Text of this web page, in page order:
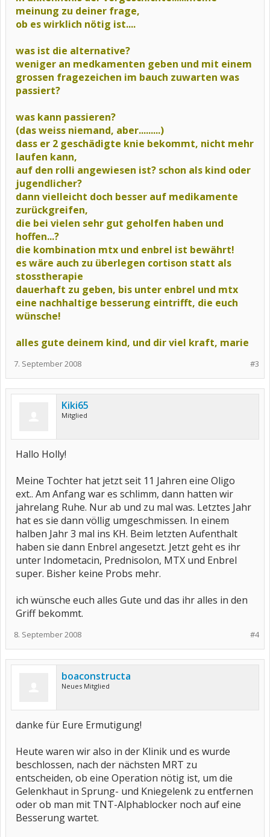
meinung zu deiner frage,
ob es wirklich nötig ist....
was ist die alternative?
weniger an medkamenten geben und mit einem
grossen fragezeichen im bauch zuwarten was
passiert?
was kann passieren?
(das weiss niemand, aber.........)
dass er 2 geschädigte knie bekommt, nicht mehr
laufen kann,
auf den rolli angewiesen ist? schon als kind oder
jugendlicher?
dann vielleicht doch besser auf medikamente
zurückgreifen,
die bei vielen sehr gut geholfen haben und
hoffen...?
die kombination mtx und enbrel ist bewährt!
es wäre auch zu überlegen cortison statt als
stosstherapie
dauerhaft zu geben, bis unter enbrel und mtx
eine nachhaltige besserung eintrifft, die euch
wünsche!
alles gute deinem kind, und dir viel kraft, marie
#3
7. September 2008
Kiki65
Mitglied
Hallo Holly!
Meine Tochter hat jetzt seit 11 Jahren eine Oligo
ext.. Am Anfang war es schlimm, dann hatten wir
jahrelang Ruhe. Nur ab und zu mal was. Letztes Jahr
hat es sie dann völlig umgeschmissen. In einem
halben Jahr 3 mal ins KH. Beim letzten Aufenthalt
haben sie dann Enbrel angesetzt. Jetzt geht es ihr
unter Indometacin, Prednisolon, MTX und Enbrel
super. Bisher keine Probs mehr.
ich wünsche euch alles Gute und das ihr alles in den
Griff bekommt.
#4
8. September 2008
boaconstructa
Neues Mitglied
danke für Eure Ermutigung!
Heute waren wir also in der Klinik und es wurde
beschlossen, nach der nächsten MRT zu
entscheiden, ob eine Operation nötig ist, um die
Gelenkhaut in Sprung- und Kniegelenk zu entfernen
oder ob man mit TNT-Alphablocker noch auf eine
Besserung wartet.